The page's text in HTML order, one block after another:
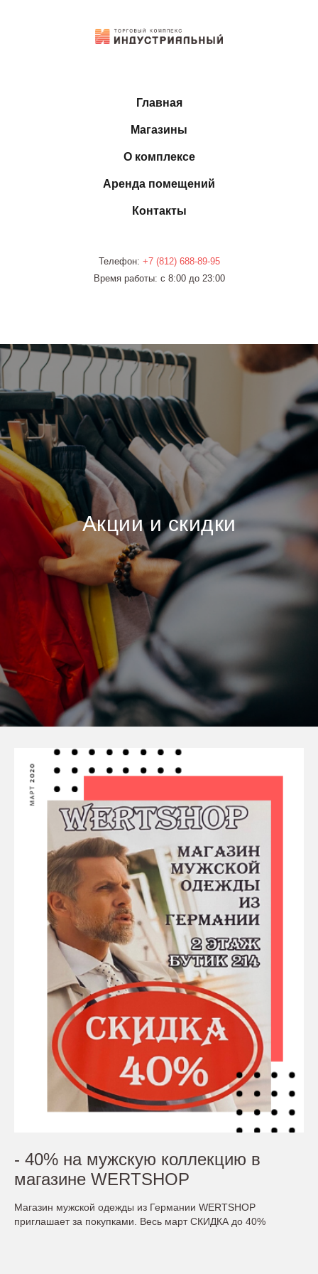
Главная
Магазины
О комплексе
Аренда помещений
Контакты
Телефон: +7 (812) 688-89-95
Время работы: с 8:00 до 23:00
Акции и скидки
- 40% на мужскую коллекцию в
магазине WERTSHOP
Магазин мужской одежды из Германии WERTSHOP
приглашает за покупками. Весь март СКИДКА до 40%